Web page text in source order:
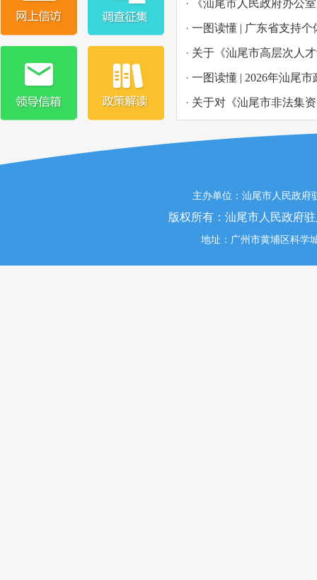
· 《汕尾市人民政府办公
· 一图读懂 | 广东省支持
· 关于《汕尾市高层次人
· 一图读懂 | 2026年汕尾
· 关于对《汕尾市非法集
主办单位：汕尾市人民政
版权所有：汕尾市人民政府
地址：广州市黄埔区科学